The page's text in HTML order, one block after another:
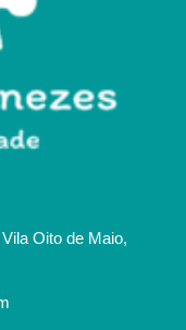
Oito de Maio,